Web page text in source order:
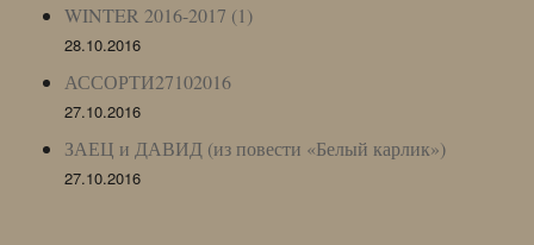
WINTER 2016-2017 (1)
28.10.2016
АССОРТИ27102016
27.10.2016
ЗАЕЦ и ДАВИД (из повести «Белый карлик»)
27.10.2016